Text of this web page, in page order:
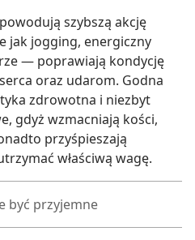
szybszą akcję
jak jogging, energiczny
— poprawiają kondycję
oraz udarom. Godna
zdrowotna i niezbyt
gdyż wzmacniają kości,
przyśpieszają
właściwą wagę.
być przyjemne